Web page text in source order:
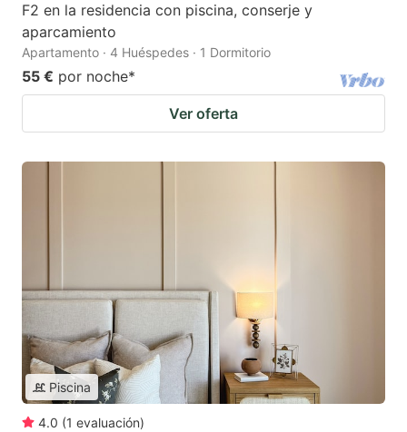
F2 en la residencia con piscina, conserje y
aparcamiento
Apartamento · 4 Huéspedes · 1 Dormitorio
55 € por noche*
Ver oferta
Piscina
4.0 (1 evaluación)